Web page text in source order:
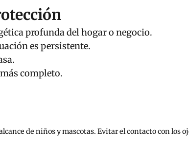
profunda del hogar o negocio.
es persistente.
completo.
de niños y mascotas. Evitar el contacto con los